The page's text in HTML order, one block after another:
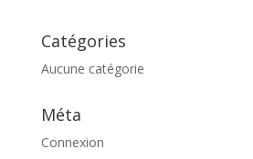
Catégories
Aucune catégorie
Méta
Connexion